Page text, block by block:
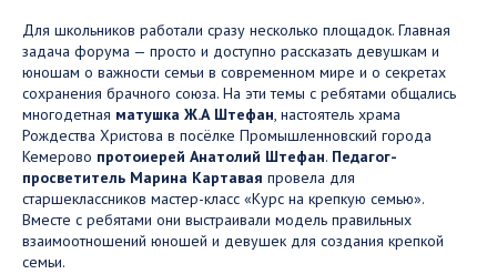
Для школьников работали сразу несколько площадок. Главная
задача форума — просто и доступно рассказать девушкам и
юношам о важности семьи в современном мире и о секретах
сохранения брачного союза. На эти темы с ребятами общались
многодетная матушка Ж.А Штефан, настоятель храма
Рождества Христова в посёлке Промышленновский города
Кемерово протоиерей Анатолий Штефан. Педагог-
просветитель Марина Картавая провела для
старшеклассников мастер-класс «Курс на крепкую семью».
Вместе с ребятами они выстраивали модель правильных
взаимоотношений юношей и девушек для создания крепкой
семьи.